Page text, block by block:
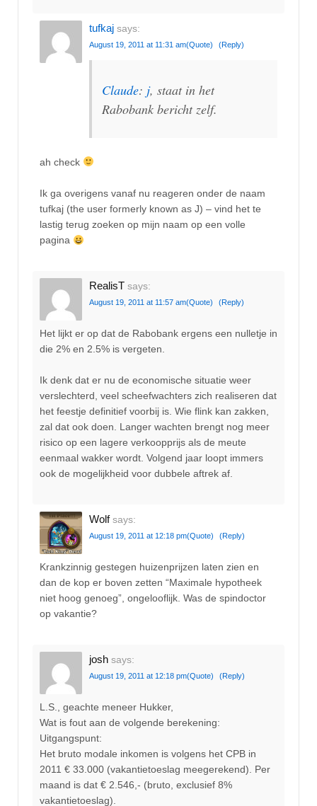
tufkaj says:
August 19, 2011 at 11:31 am(Quote) (Reply)
Claude: j, staat in het
Rabobank bericht zelf.
ah check
Ik ga overigens vanaf nu reageren onder de naam
tufkaj (the user formerly known as J) – vind het te
lastig terug zoeken op mijn naam op een volle
pagina
RealisT says:
August 19, 2011 at 11:57 am(Quote) (Reply)
Het lijkt er op dat de Rabobank ergens een nulletje in
die 2% en 2.5% is vergeten.
Ik denk dat er nu de economische situatie weer
verslechterd, veel scheefwachters zich realiseren dat
het feestje definitief voorbij is. Wie flink kan zakken,
zal dat ook doen. Langer wachten brengt nog meer
risico op een lagere verkoopprijs als de meute
eenmaal wakker wordt. Volgend jaar loopt immers
ook de mogelijkheid voor dubbele aftrek af.
Wolf says:
August 19, 2011 at 12:18 pm(Quote) (Reply)
Krankzinnig gestegen huizenprijzen laten zien en
dan de kop er boven zetten “Maximale hypotheek
niet hoog genoeg”, ongelooflijk. Was de spindoctor
op vakantie?
josh says:
August 19, 2011 at 12:18 pm(Quote) (Reply)
L.S., geachte meneer Hukker,
Wat is fout aan de volgende berekening:
Uitgangspunt:
Het bruto modale inkomen is volgens het CPB in
2011 € 33.000 (vakantietoeslag meegerekend). Per
maand is dat € 2.546,- (bruto, exclusief 8%
vakantietoeslag).